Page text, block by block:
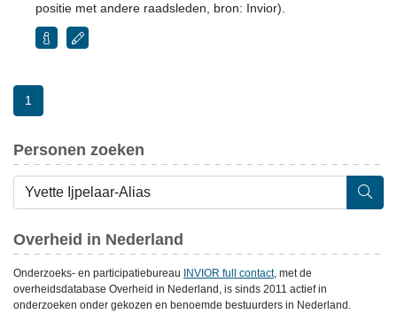
positie met andere raadsleden, bron: Invior).
1
Personen zoeken
Overheid in Nederland
Onderzoeks- en participatiebureau INVIOR full contact, met de
overheidsdatabase Overheid in Nederland, is sinds 2011 actief in
onderzoeken onder gekozen en benoemde bestuurders in Nederland.